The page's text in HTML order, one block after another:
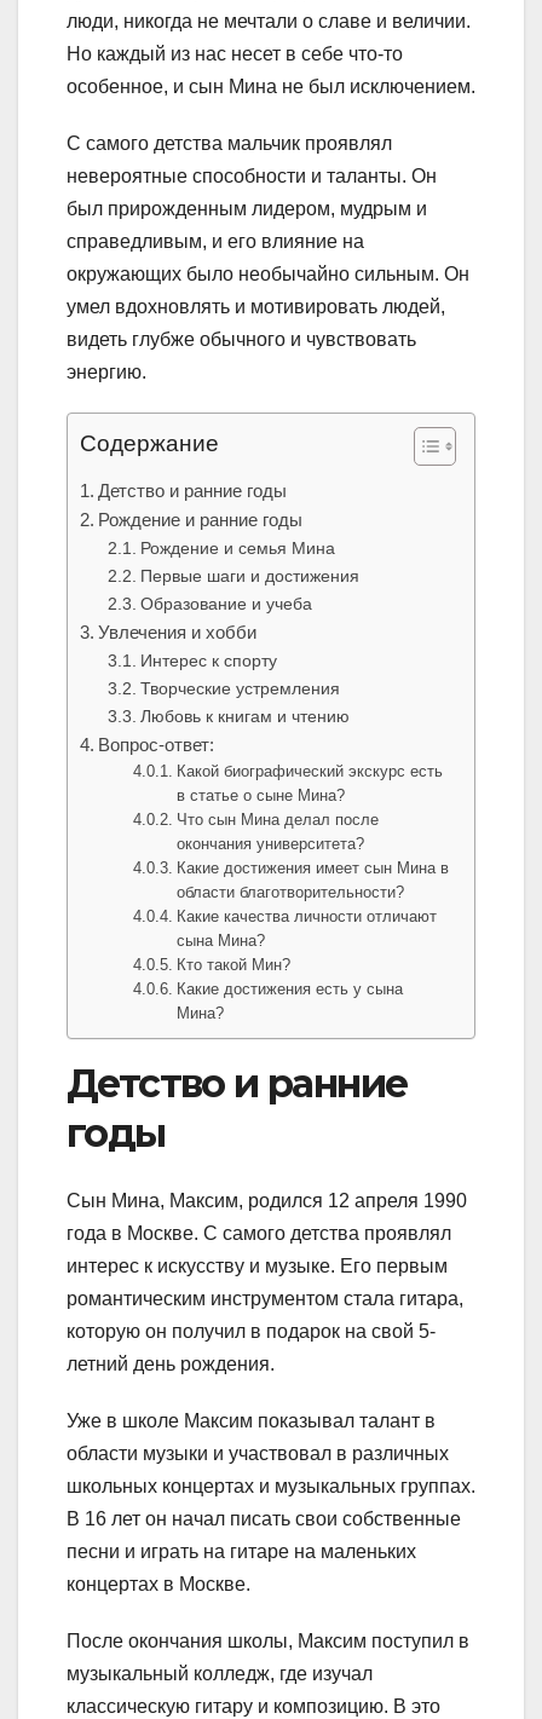
люди, никогда не мечтали о славе и величии.
Но каждый из нас несет в себе что-то
особенное, и сын Мина не был исключением.
С самого детства мальчик проявлял
невероятные способности и таланты. Он
был прирожденным лидером, мудрым и
справедливым, и его влияние на
окружающих было необычайно сильным. Он
умел вдохновлять и мотивировать людей,
видеть глубже обычного и чувствовать
энергию.
Содержание
Детство и ранние годы
Рождение и ранние годы
Рождение и семья Мина
Первые шаги и достижения
Образование и учеба
Увлечения и хобби
Интерес к спорту
Творческие устремления
Любовь к книгам и чтению
Вопрос-ответ:
Какой биографический экскурс есть
в статье о сыне Мина?
Что сын Мина делал после
окончания университета?
Какие достижения имеет сын Мина в
области благотворительности?
Какие качества личности отличают
сына Мина?
Кто такой Мин?
Какие достижения есть у сына
Мина?
Детство и ранние
годы
Сын Мина, Максим, родился 12 апреля 1990
года в Москве. С самого детства проявлял
интерес к искусству и музыке. Его первым
романтическим инструментом стала гитара,
которую он получил в подарок на свой 5-
летний день рождения.
Уже в школе Максим показывал талант в
области музыки и участвовал в различных
школьных концертах и музыкальных группах.
В 16 лет он начал писать свои собственные
песни и играть на гитаре на маленьких
концертах в Москве.
После окончания школы, Максим поступил в
музыкальный колледж, где изучал
классическую гитару и композицию. В это